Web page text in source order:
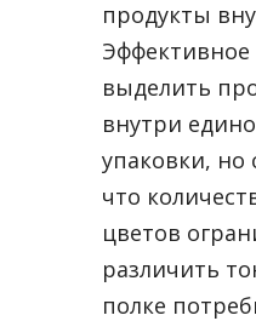
продукты
выделить
внутри
упаковки, но
что
цветов
различить
полке